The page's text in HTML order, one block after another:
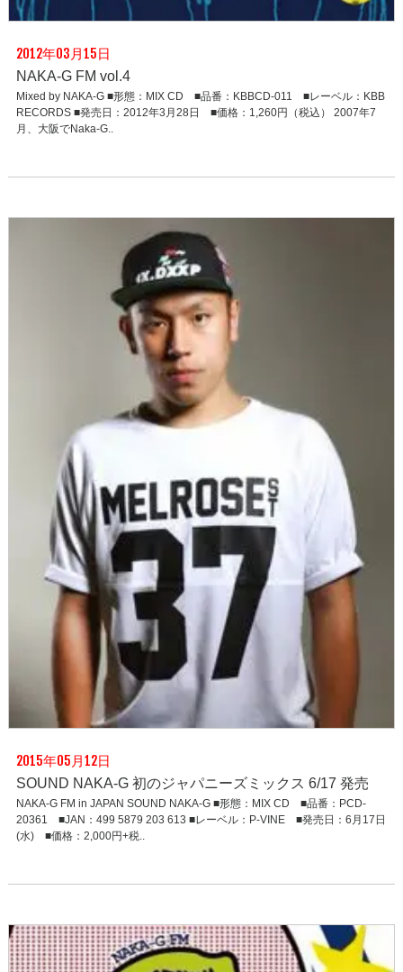
2012年03月15日
NAKA-G FM vol.4
Mixed by NAKA-G ■形態：MIX CD ■品番：KBBCD-011 ■レーベル：KBB
RECORDS ■発売日：2012年3月28日 ■価格：1,260円（税込） 2007年7
月、大阪でNaka-G..
2015年05月12日
SOUND NAKA-G 初のジャパニーズミックス 6/17 発売
NAKA-G FM in JAPAN SOUND NAKA-G ■形態：MIX CD ■品番：PCD-
20361 ■JAN：499 5879 203 613 ■レーベル：P-VINE ■発売日：6月17日
(水) ■価格：2,000円+税..